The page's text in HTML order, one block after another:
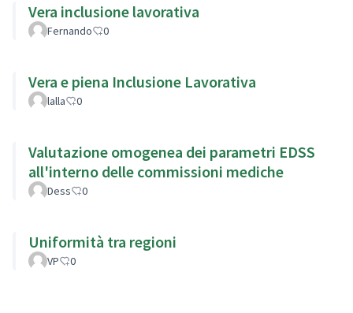
Vera inclusione lavorativa
Fernando 0
Vera e piena Inclusione Lavorativa
lalla 0
Valutazione omogenea dei parametri EDSS
all'interno delle commissioni mediche
Dess 0
Uniformità tra regioni
VP 0